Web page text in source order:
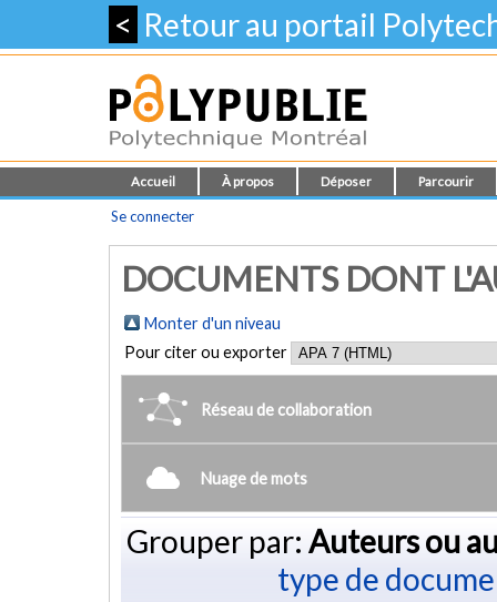
< Retour au portail
Accueil À propos Déposer Parcourir
Se connecter
DOCUMENTS DONT
Monter d'un niveau
Pour citer ou exporter
Réseau de collaboration
Nuage de mots
Grouper par: Auteurs ou
type de